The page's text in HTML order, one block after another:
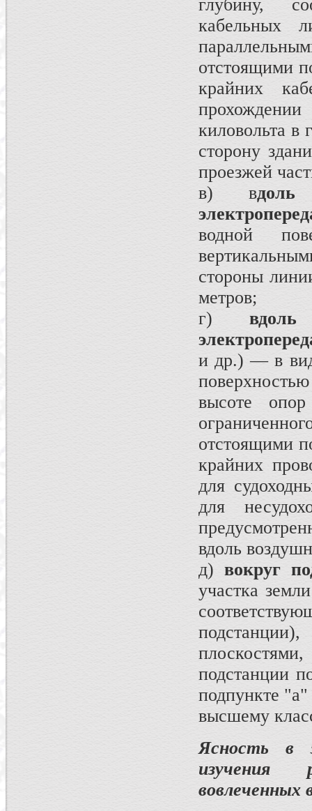
глубину,
кабельных
отстоящими
крайних
киловольта в
сторону
проезжей
в) в
водной
стороны
метров;
г)
и др.) — в
высоте
отстоящими
крайних
для
для
вдоль
д)вокруг
участка
подстанции
подпункте
высшему
Ясность в
изучения
вовлеченных